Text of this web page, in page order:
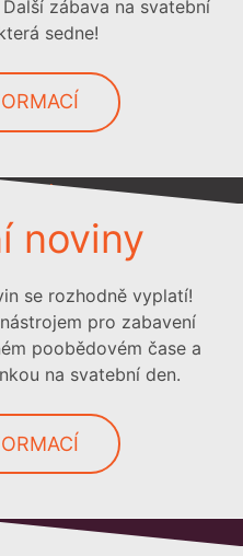
zábava na svatební
sedne!
noviny
se rozhodně vyplatí!
pro zabavení
poobědovém čase a
na svatební den.